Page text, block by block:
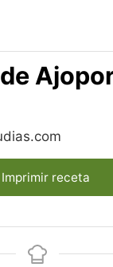
Imprimir receta